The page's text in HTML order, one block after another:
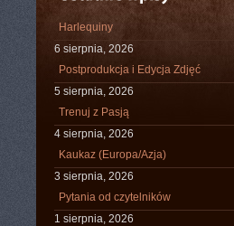
Harlequiny
6 sierpnia, 2026
Postprodukcja i Edycja Zdjęć
5 sierpnia, 2026
Trenuj z Pasją
4 sierpnia, 2026
Kaukaz (Europa/Azja)
3 sierpnia, 2026
Pytania od czytelników
1 sierpnia, 2026